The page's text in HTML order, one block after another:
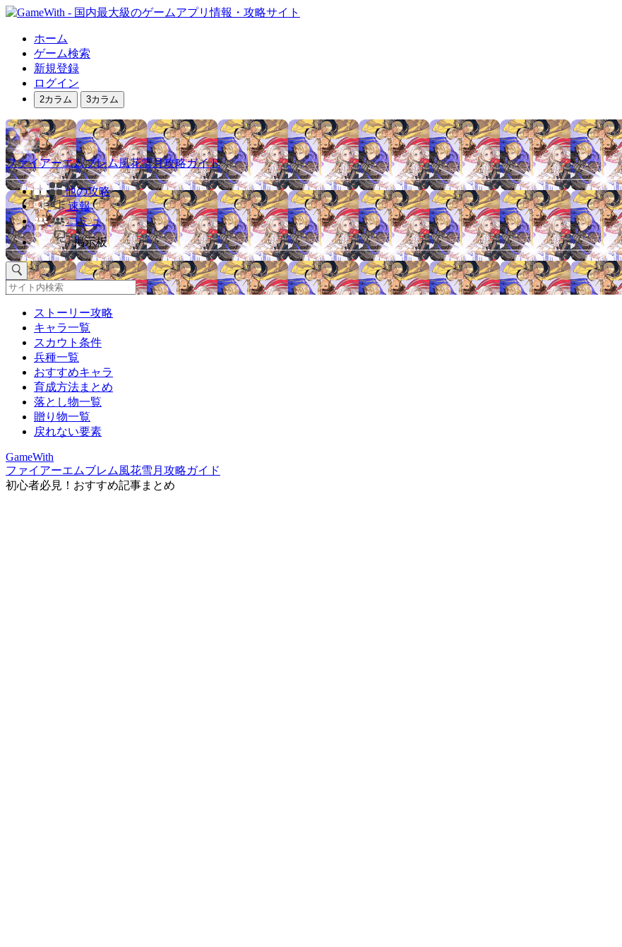
ホーム
ゲーム検索
新規登録
ログイン
2カラム 3カラム
ファイアーエムブレム風花雪月攻略ガイド
他の攻略
速報
コミュ
掲示板
ストーリー攻略
キャラ一覧
スカウト条件
兵種一覧
おすすめキャラ
育成方法まとめ
落とし物一覧
贈り物一覧
戻れない要素
GameWith
ファイアーエムブレム風花雪月攻略ガイド
初心者必見！おすすめ記事まとめ